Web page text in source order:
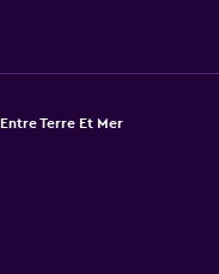
Entre Terre Et Mer